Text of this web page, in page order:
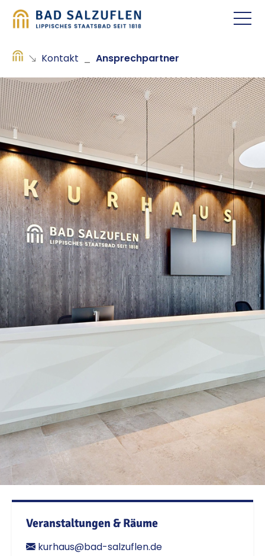
Kontakt Ansprechpartner
Veranstaltungen & Räume
kurhaus@bad-salzuflen.de